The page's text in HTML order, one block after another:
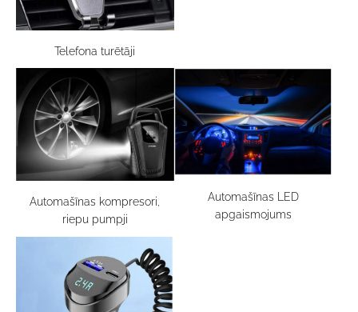
Telefona turētāji
Automašīnas kompresori,
riepu pumpji
Automašīnas LED
apgaismojums